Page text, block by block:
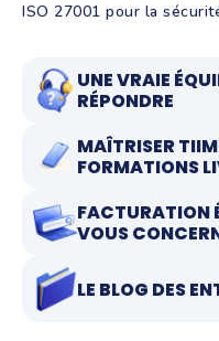
ISO 27001 pour la
UNE VRAIE
RÉPONDRE
MAÎTRISER
FORMATIONS
FACTURATION
VOUS
LE BLOG DES